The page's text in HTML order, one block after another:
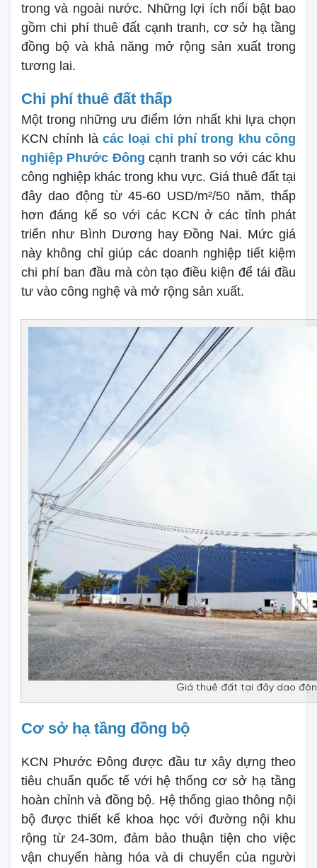
trong và ngoài nước. Những lợi ích nổi bật bao
gồm chi phí thuê đất cạnh tranh, cơ sở hạ tầng
đồng bộ và khả năng mở rộng sản xuất trong
tương lai.
Chi phí thuê đất thấp
Một trong những ưu điểm lớn nhất khi lựa chọn
KCN chính là các loại chi phí trong khu công
nghiệp Phước Đông cạnh tranh so với các khu
công nghiệp khác trong khu vực. Giá thuê đất tại
đây dao động từ 45-60 USD/m²/50 năm, thấp
hơn đáng kể so với các KCN ở các tỉnh phát
triển như Bình Dương hay Đồng Nai. Mức giá
này không chỉ giúp các doanh nghiệp tiết kiệm
chi phí ban đầu mà còn tạo điều kiện để tái đầu
tư vào công nghệ và mở rộng sản xuất.
Giá thuê đất tại đây dao
Cơ sở hạ tầng đồng bộ
KCN Phước Đông được đầu tư xây dựng theo
tiêu chuẩn quốc tế với hệ thống cơ sở hạ tầng
hoàn chỉnh và đồng bộ. Hệ thống giao thông nội
bộ được thiết kế khoa học với đường nội khu
rộng từ 24-30m, đảm bảo thuận tiện cho việc
vận chuyển hàng hóa và di chuyển của người